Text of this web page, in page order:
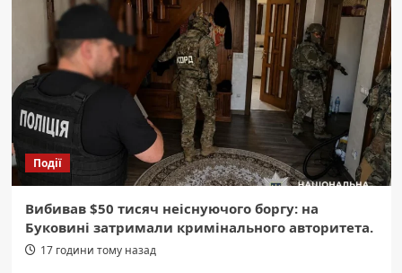
Події
Вибивав $50 тисяч неіснуючого боргу: на
Буковині затримали кримінального авторитета.
17 години тому назад